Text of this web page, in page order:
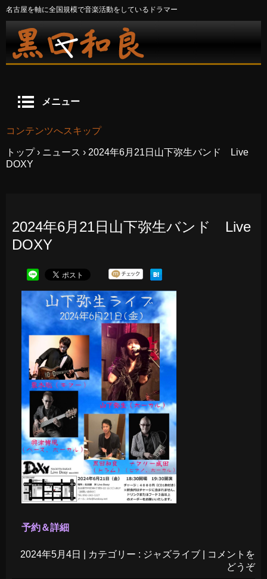
名古屋を軸に全国規模で音楽活動をしているドラマー
メニュー
コンテンツへスキップ
トップ › ニュース › 2024年6月21日山下弥生バンド Live
DOXY
2024年6月21日山下弥生バンド Live
DOXY
予約＆詳細
2024年5月4日 カテゴリー : ジャズライブ
コメントを
どうぞ